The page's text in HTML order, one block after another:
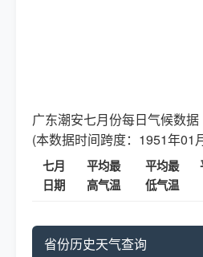
广东潮安七月份每日气候数据
(本数据时间跨度：1951年01
七月
日期
平均最
高气温
平均最
低气温
省份历史天气查询